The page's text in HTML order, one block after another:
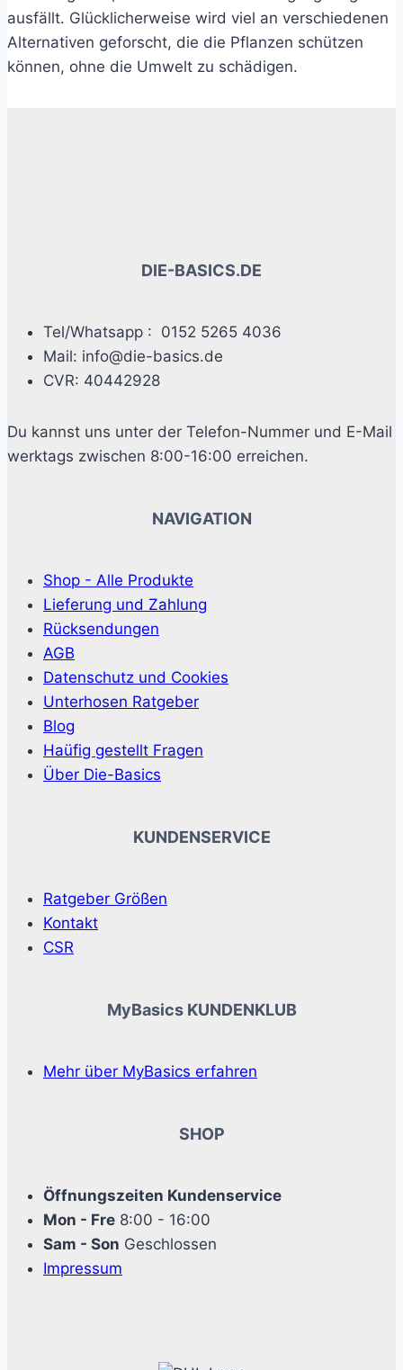
ausfällt. Glücklicherweise wird viel an verschiedenen
Alternativen geforscht, die die Pflanzen schützen
können, ohne die Umwelt zu schädigen.
DIE-BASICS.DE
Tel/Whatsapp : 0152 5265 4036
Mail: info@die-basics.de
CVR: 40442928
Du kannst uns unter der Telefon-Nummer und E-Mail
werktags zwischen 8:00-16:00 erreichen.
NAVIGATION
Shop - Alle Produkte
Lieferung und Zahlung
Rücksendungen
AGB
Datenschutz und Cookies
Unterhosen Ratgeber
Blog
Haüfig gestellt Fragen
Über Die-Basics
KUNDENSERVICE
Ratgeber Größen
Kontakt
CSR
MyBasics KUNDENKLUB
Mehr über MyBasics erfahren
SHOP
Öffnungszeiten Kundenservice
Mon - Fre 8:00 - 16:00
Sam - Son Geschlossen
Impressum